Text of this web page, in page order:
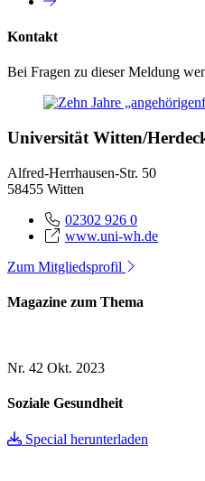
Kontakt
Bei Fragen zu dieser Meldung
Universität Witten/
Alfred-Herrhausen-Str. 50
58455 Witten
02302 926 0
www.uni-wh.de
Zum Mitgliedsprofil
Magazine zum Thema
Nr. 42 Okt. 2023
Soziale Gesundheit
Special herunterladen